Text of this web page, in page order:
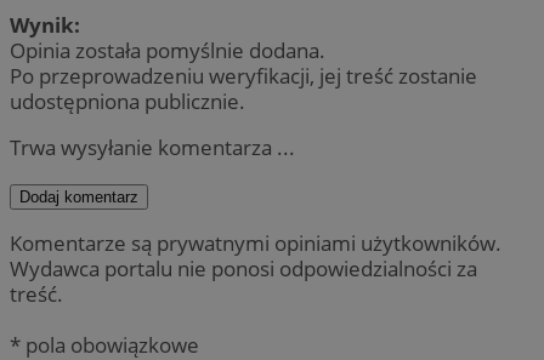
Wynik:
Opinia została pomyślnie dodana.
Po przeprowadzeniu weryfikacji, jej treść zostanie
udostępniona publicznie.
Trwa wysyłanie komentarza ...
Dodaj komentarz
Komentarze są prywatnymi opiniami użytkowników.
Wydawca portalu nie ponosi odpowiedzialności za
treść.
* pola obowiązkowe